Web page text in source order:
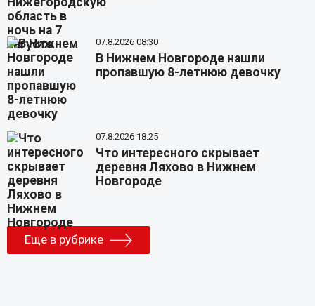
07.8.2026 08:30
В Нижнем Новгороде нашли
пропавшую 8-летнюю девочку
07.8.2026 18:25
Что интересного скрывает
деревня Ляхово в Нижнем
Новгороде
Еще в рубрике